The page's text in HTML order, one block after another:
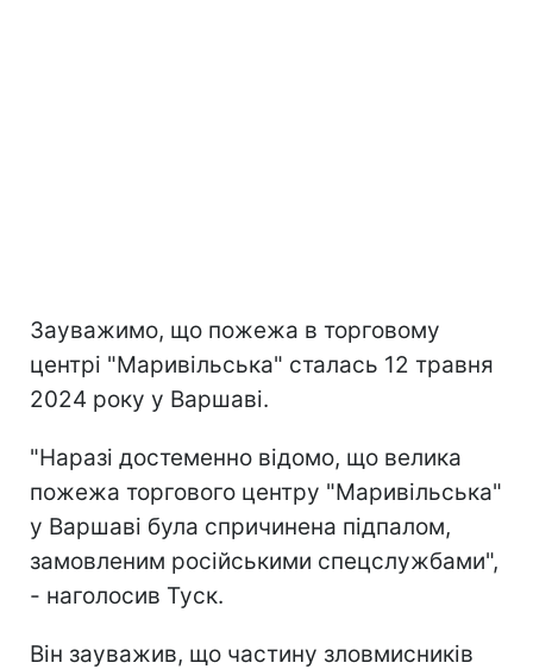
Зауважимо, що пожежа в торговому
центрі "Маривільська" сталась 12 травня
2024 року у Варшаві.
"Наразі достеменно відомо, що велика
пожежа торгового центру "Маривільська"
у Варшаві була спричинена підпалом,
замовленим російськими спецслужбами",
- наголосив Туск.
Він зауважив, що частину зловмисників